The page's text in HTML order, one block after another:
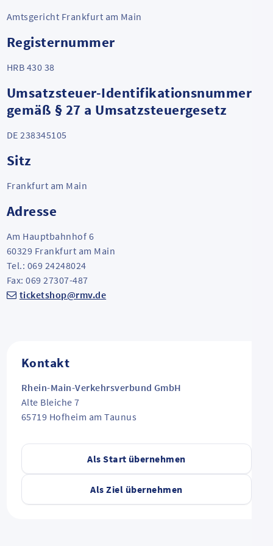
Amtsgericht Frankfurt am Main
Registernummer
HRB 430 38
Umsatzsteuer-Identifikationsnummer
gemäß § 27 a Umsatzsteuergesetz
DE 238345105
Sitz
Frankfurt am Main
Adresse
Am Hauptbahnhof 6
60329 Frankfurt am Main
Tel.: 069 24248024
Fax: 069 27307-487
ticketshop@rmv.de
Kontakt
Als Start übernehmen
Als Ziel übernehmen
Rhein-Main-Verkehrsverbund GmbH
Alte Bleiche 7
65719 Hofheim am Taunus